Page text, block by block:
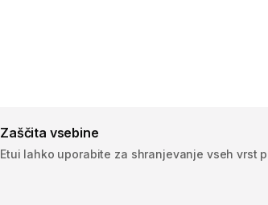
Zaščita vsebine
Etui lahko uporabite za shranjevanje vseh vrst